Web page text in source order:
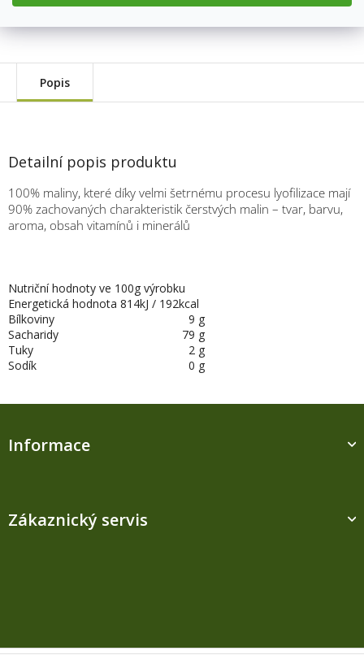
Hmotnost: 0.03 kg
Popis
Detailní popis produktu
100% maliny, které díky velmi šetrnému procesu lyofilizace mají
90% zachovaných charakteristik čerstvých malin – tvar, barvu,
aroma, obsah vitamínů i minerálů
Nutriční hodnoty ve 100g výrobku
Energetická hodnota 814kJ / 192kcal
Bílkoviny
9 g
Sacharidy
79 g
Tuky
2 g
Sodík
0 g
Informace
Zákaznický servis